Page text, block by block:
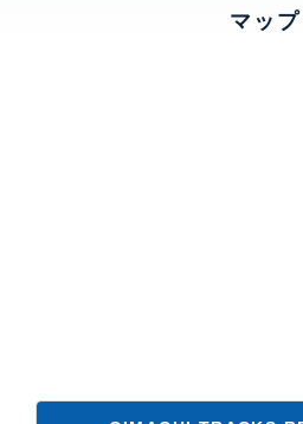
マップ